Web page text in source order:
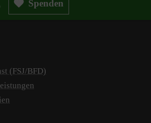
Spenden
(FSJ/BFD)